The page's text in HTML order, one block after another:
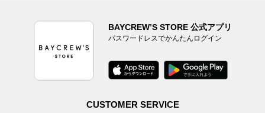
BAYCREW’S STORE 公式アプリ
パスワードレスでかんたんログイン
CUSTOMER SERVICE